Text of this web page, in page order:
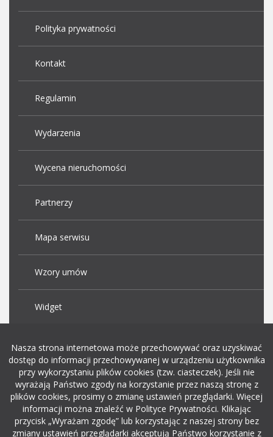
Polityka prywatności
Kontakt
Regulamin
Wydarzenia
Wycena nieruchomości
Partnerzy
Mapa serwisu
Wzory umów
Widget
Dodaj ogłoszenie o pracę
rekrutacja w it
Nasza strona internetowa może przechowywać oraz uzyskiwać
dostęp do informacji przechowywanej w urządzeniu użytkownika
przy wykorzystaniu plików cookies (tzw. ciasteczek). Jeśli nie
wyrażają Państwo zgody na korzystanie przez naszą stronę z
plików cookies, prosimy o zmianę ustawień przeglądarki. Więcej
informacji można znaleźć w Polityce Prywatności. Klikając
przycisk „Wyrażam zgodę” lub korzystając z naszej strony bez
zmiany ustawień przeglądarki akceptują Państwo korzystanie z